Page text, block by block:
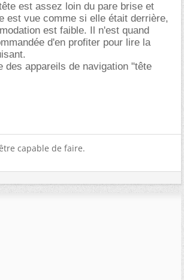
est assez loin du pare brise et
est vue comme si elle était derrière,
est faible. Il n'est quand
d'en profiter pour lire la
des appareils de navigation "tête
capable de faire.